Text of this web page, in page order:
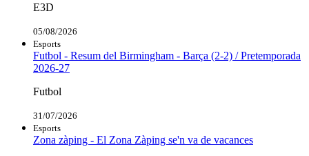
E3D
05/08/2026
Esports
Futbol - Resum del Birmingham - Barça (2-2) / Pretemporada
2026-27
Futbol
31/07/2026
Esports
Zona zàping - El Zona Zàping se'n va de vacances